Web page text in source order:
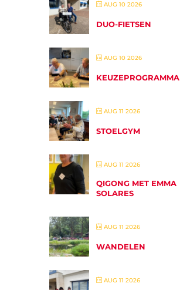
AUG 10 2026
DUO-FIETSEN
AUG 10 2026
KEUZEPROGRAMMA
AUG 11 2026
STOELGYM
AUG 11 2026
QIGONG MET EMMA
SOLARES
AUG 11 2026
WANDELEN
AUG 11 2026